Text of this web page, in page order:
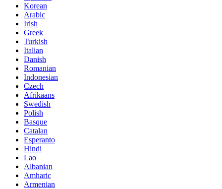
Korean
Arabic
Irish
Greek
Turkish
Italian
Danish
Romanian
Indonesian
Czech
Afrikaans
Swedish
Polish
Basque
Catalan
Esperanto
Hindi
Lao
Albanian
Amharic
Armenian